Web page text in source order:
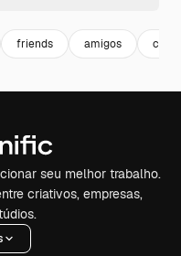
friends amigos
seu melhor trabalho.
criativos, empresas,